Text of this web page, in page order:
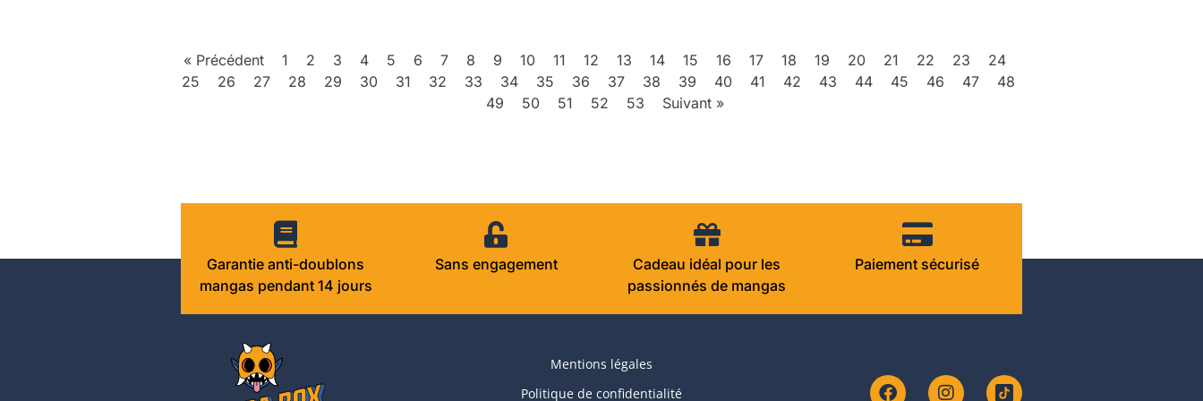
« Précédent 1 2 3 4 5 6 7 8 9 10 11 12 13 14 15 16 17 18 19 20 21 22 23
24
25
26 27 28 29 30 31 32 33 34 35 36 37 38 39 40 41 42 43 44 45 46 47
48
49
50 51 52 53 Suivant »
Garantie anti-doublons
mangas pendant 14 jours
Sans engagement
Cadeau idéal pour les
passionnés de mangas
Paiement sécurisé
Mentions légales
Politique de confidentialité